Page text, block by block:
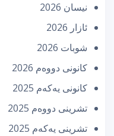
نیسان 2026
ئازار 2026
شوبات 2026
كانونی دووه‌م 2026
كانونی یه‌كه‌م 2025
تشرینی دووه‌م 2025
تشرینی یه‌كه‌م 2025